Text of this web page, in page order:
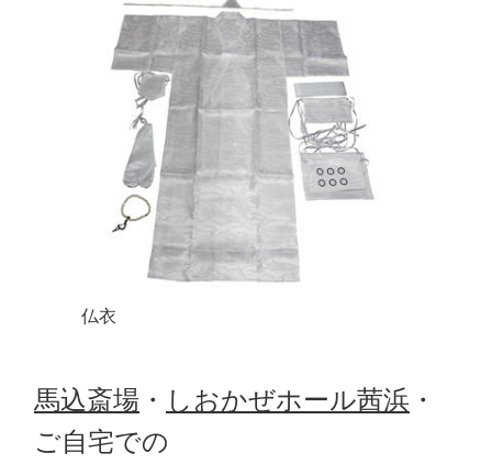
仏衣
馬込斎場 ・ しおかぜホール茜浜 ・
ご自宅での